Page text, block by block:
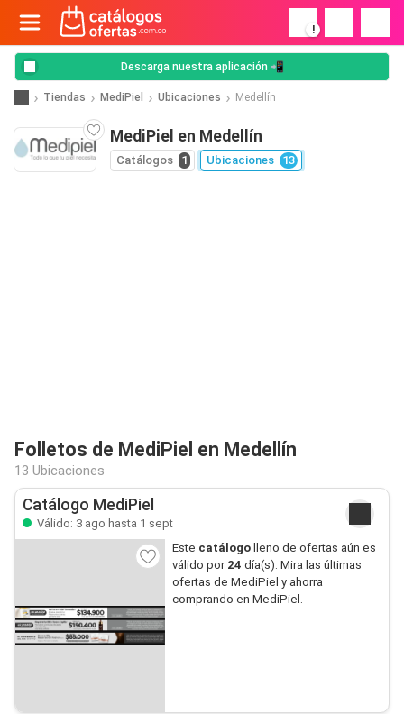
!
Descarga nuestra aplicación 📲
Tiendas MediPiel Ubicaciones Medellín
MediPiel en Medellín
Catálogos 1 Ubicaciones 13
Folletos de MediPiel en Medellín
13 Ubicaciones
Catálogo MediPiel
Válido: 3 ago hasta 1 sept
Este catálogolleno de ofertas aún es
válido por 24 día(s). Mira las últimas
ofertas de MediPiel y ahorra
comprando en MediPiel.